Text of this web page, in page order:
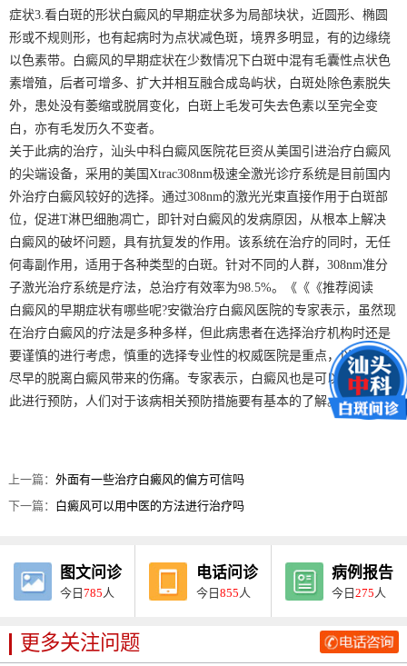
症状3.看白斑的形状白癜风的早期症状多为局部块状，近圆形、椭圆
形或不规则形，也有起病时为点状减色斑，境界多明显，有的边缘绕
以色素带。白癜风的早期症状在少数情况下白斑中混有毛囊性点状色
素增殖，后者可增多、扩大并相互融合成岛屿状，白斑处除色素脱失
外，患处没有萎缩或脱屑变化，白斑上毛发可失去色素以至完全变
白，亦有毛发历久不变者。
关于此病的治疗，汕头中科白癜风医院花巨资从美国引进治疗白癜风
的尖端设备，采用的美国Xtrac308nm极速全激光诊疗系统是目前国内
外治疗白癜风较好的选择。通过308nm的激光光束直接作用于白斑部
位，促进T淋巴细胞凋亡，即针对白癜风的发病原因，从根本上解决
白癜风的破坏问题，具有抗复发的作用。该系统在治疗的同时，无任
何毒副作用，适用于各种类型的白斑。针对不同的人群，308nm准分
子激光治疗系统是疗法，总治疗有效率为98.5%。《《《推荐阅读
白癜风的早期症状有哪些呢?安徽治疗白癜风医院的专家表示，虽然现
在治疗白癜风的疗法是多种多样，但此病患者在选择治疗机构时还是
要谨慎的进行考虑，慎重的选择专业性的权威医院是重点，以此才能
尽早的脱离白癜风带来的伤痛。专家表示，白癜风也是可以有效的对
此进行预防，人们对于该病相关预防措施要有基本的了解。
上一篇：外面有一些治疗白癜风的偏方可信吗
下一篇： 白癜风可以用中医的方法进行治疗吗
图文问诊
今日785 人
电话问诊
今日855 人
病例报告
今日275 人
更多关注问题